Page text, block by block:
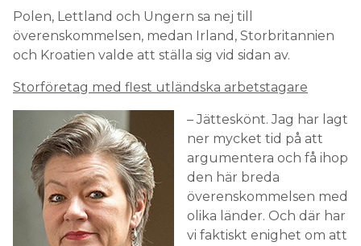
Polen, Lettland och Ungern sa nej till
överenskommelsen, medan Irland, Storbritannien
och Kroatien valde att ställa sig vid sidan av.
Storföretag med flest utländska arbetstagare
– Jätteskönt. Jag har lagt
ner mycket tid på att
argumentera och få ihop
den här breda
överenskommelsen med
olika länder. Och där har
vi faktiskt enighet om att